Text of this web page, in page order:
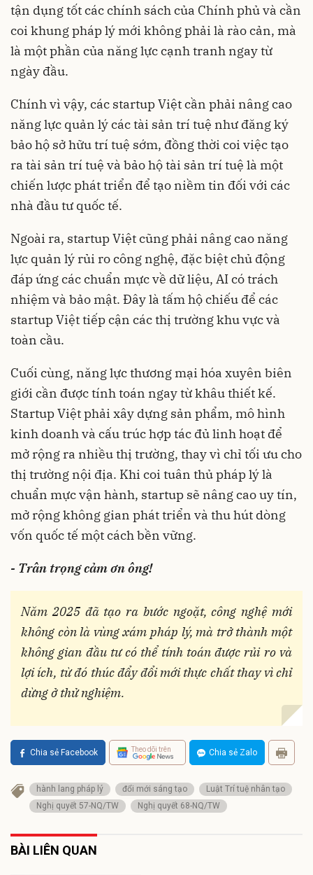
tận dụng tốt các chính sách của Chính phủ và cần
coi khung pháp lý mới không phải là rào cản, mà
là một phần của năng lực cạnh tranh ngay từ
ngày đầu.
Chính vì vậy, các startup Việt cần phải nâng cao
năng lực quản lý các tài sản trí tuệ như đăng ký
bảo hộ sở hữu trí tuệ sớm, đồng thời coi việc tạo
ra tài sản trí tuệ và bảo hộ tài sản trí tuệ là một
chiến lược phát triển để tạo niềm tin đối với các
nhà đầu tư quốc tế.
Ngoài ra, startup Việt cũng phải nâng cao năng
lực quản lý rủi ro công nghệ, đặc biệt chủ động
đáp ứng các chuẩn mực về dữ liệu, AI có trách
nhiệm và bảo mật. Đây là tấm hộ chiếu để các
startup Việt tiếp cận các thị trường khu vực và
toàn cầu.
Cuối cùng, năng lực thương mại hóa xuyên biên
giới cần được tính toán ngay từ khâu thiết kế.
Startup Việt phải xây dựng sản phẩm, mô hình
kinh doanh và cấu trúc hợp tác đủ linh hoạt để
mở rộng ra nhiều thị trường, thay vì chỉ tối ưu cho
thị trường nội địa. Khi coi tuân thủ pháp lý là
chuẩn mực vận hành, startup sẽ nâng cao uy tín,
mở rộng không gian phát triển và thu hút dòng
vốn quốc tế một cách bền vững.
- Trân trọng cảm ơn ông!
Năm 2025 đã tạo ra bước ngoặt, công nghệ mới
không còn là vùng xám pháp lý, mà trở thành một
không gian đầu tư có thể tính toán được rủi ro và
lợi ích, từ đó thúc đẩy đổi mới thực chất thay vì chỉ
dừng ở thử nghiệm.
Chia sẻ Facebook Theo dõi trên Chia sẻ Zalo
hành lang pháp lý đổi mới sáng tạo
Luật Trí tuệ nhân tạo
Nghị quyết 57-NQ/TW
Nghị quyết 68-NQ/TW
BÀI LIÊN QUAN